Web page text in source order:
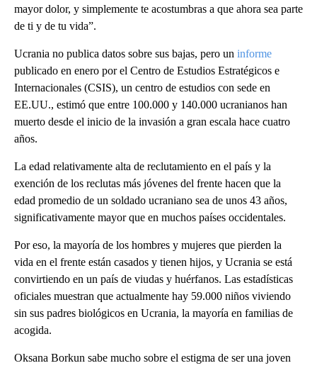
mayor dolor, y simplemente te acostumbras a que ahora sea parte
de ti y de tu vida”.
Ucrania no publica datos sobre sus bajas, pero un informe
publicado en enero por el Centro de Estudios Estratégicos e
Internacionales (CSIS), un centro de estudios con sede en
EE.UU., estimó que entre 100.000 y 140.000 ucranianos han
muerto desde el inicio de la invasión a gran escala hace cuatro
años.
La edad relativamente alta de reclutamiento en el país y la
exención de los reclutas más jóvenes del frente hacen que la
edad promedio de un soldado ucraniano sea de unos 43 años,
significativamente mayor que en muchos países occidentales.
Por eso, la mayoría de los hombres y mujeres que pierden la
vida en el frente están casados y tienen hijos, y Ucrania se está
convirtiendo en un país de viudas y huérfanos. Las estadísticas
oficiales muestran que actualmente hay 59.000 niños viviendo
sin sus padres biológicos en Ucrania, la mayoría en familias de
acogida.
Oksana Borkun sabe mucho sobre el estigma de ser una joven